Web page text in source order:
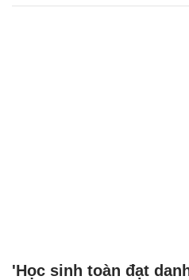
'Học sinh toàn đạt